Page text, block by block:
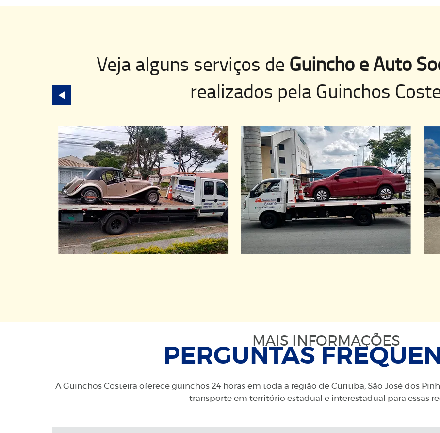
Veja alguns serviços de Guincho e Auto
realizados pelaGuinchos
MAIS INFORMAÇÕES
PERGUNTAS
A Guinchos Costeira oferece guinchos 24 horas em toda a região de Curitiba, São José dos
transporte em território estadual e interestadual para essas